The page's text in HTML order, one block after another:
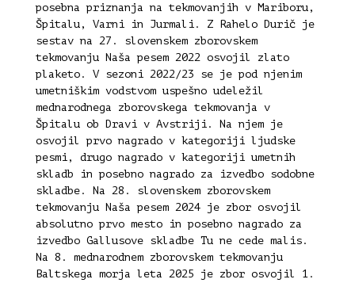
posebna priznanja na tekmovanjih v Mariboru,
Špitalu, Varni in Jurmali. Z Rahelo Durič je
sestav na 27. slovenskem zborovskem
tekmovanju Naša pesem 2022 osvojil zlato
plaketo. V sezoni 2022/23 se je pod njenim
umetniškim vodstvom uspešno udeležil
mednarodnega zborovskega tekmovanja v
Špitalu ob Dravi v Avstriji. Na njem je
osvojil prvo nagrado v kategoriji ljudske
pesmi, drugo nagrado v kategoriji umetnih
skladb in posebno nagrado za izvedbo sodobne
skladbe. Na 28. slovenskem zborovskem
tekmovanju Naša pesem 2024 je zbor osvojil
absolutno prvo mesto in posebno nagrado za
izvedbo Gallusove skladbe Tu ne cede malis.
Na 8. mednarodnem zborovskem tekmovanju
Baltskega morja leta 2025 je zbor osvojil 1.